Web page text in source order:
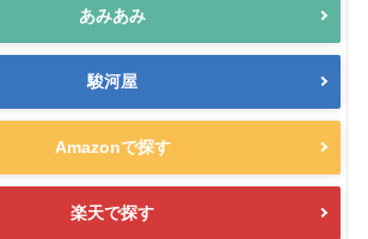
あみあみ
駿河屋
Amazonで探す
楽天で探す